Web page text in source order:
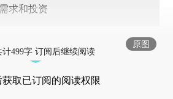
求和投资
原图
计499字 订阅后继续阅读
获取已订阅的阅读权限